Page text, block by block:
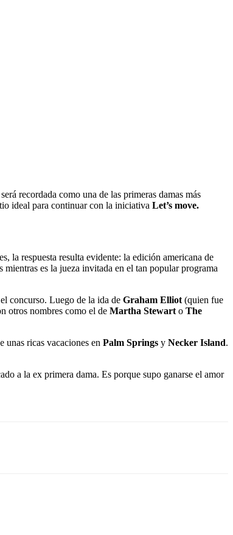
recordada como una de las primeras damas más
ideal para continuar con la iniciativa Let’s move.
la respuesta resulta evidente: la edición americana de
es la jueza invitada en el tan popular programa
concurso. Luego de la ida de Graham Elliot (quien fue
otros nombres como el de Martha Stewart o The
unas ricas vacaciones en Palm Springs y Necker Island.
a la ex primera dama. Es porque supo ganarse el amor